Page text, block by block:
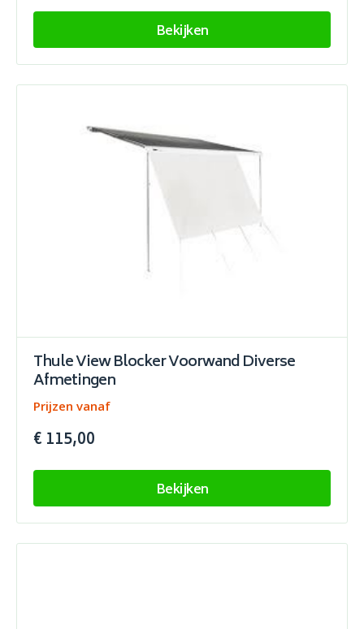
Bekijken
Thule View Blocker Voorwand Diverse
Afmetingen
Prijzen vanaf
€ 115,00
Bekijken